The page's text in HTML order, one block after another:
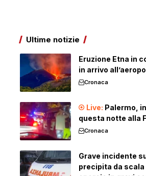
Ultime notizie
Eruzione Etna in
in arrivo
Cronaca
Palermo,
questa notte alla
Cronaca
Grave incidente
precipita da scala